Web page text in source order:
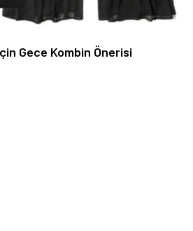
Gece Kombin Önerisi